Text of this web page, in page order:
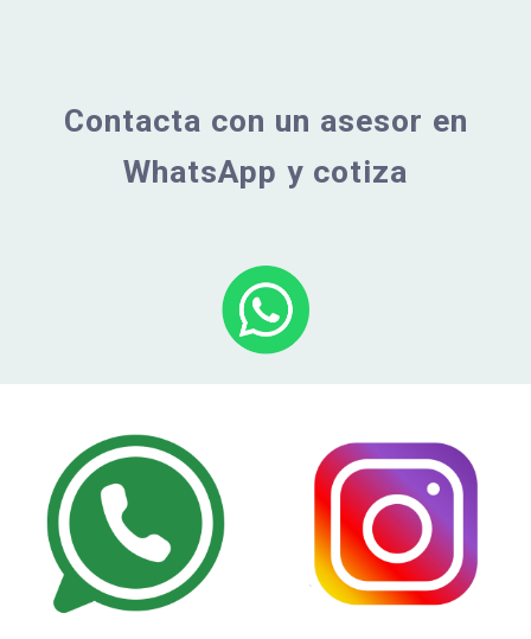
Contacta con un asesor en
WhatsApp y cotiza